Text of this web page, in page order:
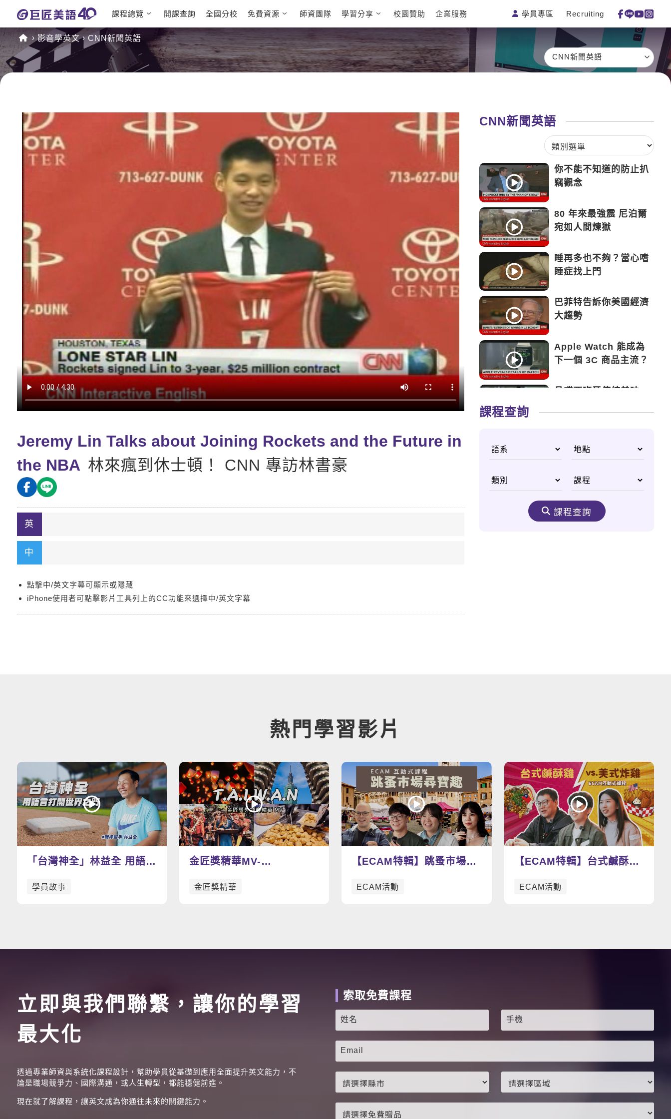
課程總覽
日語課程總表
英文課程總表
英文會話
英文檢定
TOEIC 多益課程
IELTS 雅思課程
能力養成
自然發音
英文聽力養成
開口溜英文
旅遊英文
TED Talks
CNN聽力強化
新聞英文
特色課程
主題課程
英語俱樂部
線上真人
韓語
兒童美語
一對一家教
企業訓練
開課查詢 全國分校 免費資源
多益秒學堂 英文能力測驗
師資團隊 學習分享
學員讚出來 活動花絮
校園贊助 企業服務 學員專區 Recruiting
影音學英文 CNN新聞英語
CNN新聞英語
Jeremy Lin Talks about Joining Rockets and the Future in
the NBA 林來瘋到休士頓！ CNN 專訪林書豪
點擊中/英文字幕可顯示或隱藏
iPhone使用者可點擊影片工具列上的CC功能來選擇中/英文字幕
CNN新聞英語
你不能不知道的防止扒
竊觀念
80 年來最強震 尼泊爾
宛如人間煉獄
睡再多也不夠？當心嗜
睡症找上門
巴菲特告訴你美國經濟
大趨勢
Apple Watch 能成為
下一個 3C 商品主流？
品嚐西班牙傳統美味
國父李光耀
從無重力太空尋找人類
醫學進步契機
生態之美 野生動物非
課程查詢
課程查詢
熱門學習影片
「台灣神全」林益全 用語言
學員故事
金匠獎精華MV-
金匠獎精華
【ECAM特輯】跳蚤市場尋
吧！
ECAM活動
【ECAM特輯】台式鹹酥雞
哪一道呢？🍗
ECAM活動
立即與我們聯繫，讓你的學習
最大化
透過專業師資與系統化課程設計，幫助學員從基礎到應用全面提升英文能力，不
論是職場競爭力、國際溝通，或人生轉型，都能穩健前進。
現在就了解課程，讓英文成為你通往未來的關鍵能力。
索取免費課程